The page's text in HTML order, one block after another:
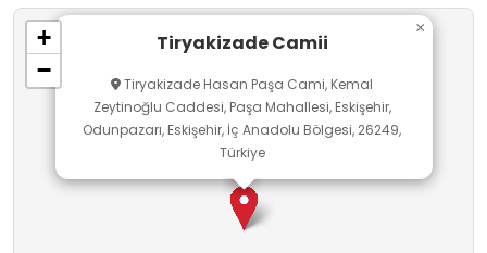
Tiryakizade Camii; öğrencilerin Osmanlı dönemi
mimarisini, dinî ve kültürel mirası yerinde
tanımasını sağlayan; tarih, değerler ve sosyal
yaşam ilişkisini gözlem yoluyla kavratmaya
uygun, TYMM ile uyumlu bir okul dışı öğrenme
ortamıdır; disiplinlerarası öğrenmeyi
destekleyen etkili bir yapıdır ve kapsayıcı
Tiryakizade Camii
Tiryakizade Hasan Paşa Cami, Kemal
Zeytinoğlu Caddesi, Paşa Mahallesi, Eskişehir,
Odunpazarı, Eskişehir, İç Anadolu Bölgesi, 26249,
Türkiye
×
+
−